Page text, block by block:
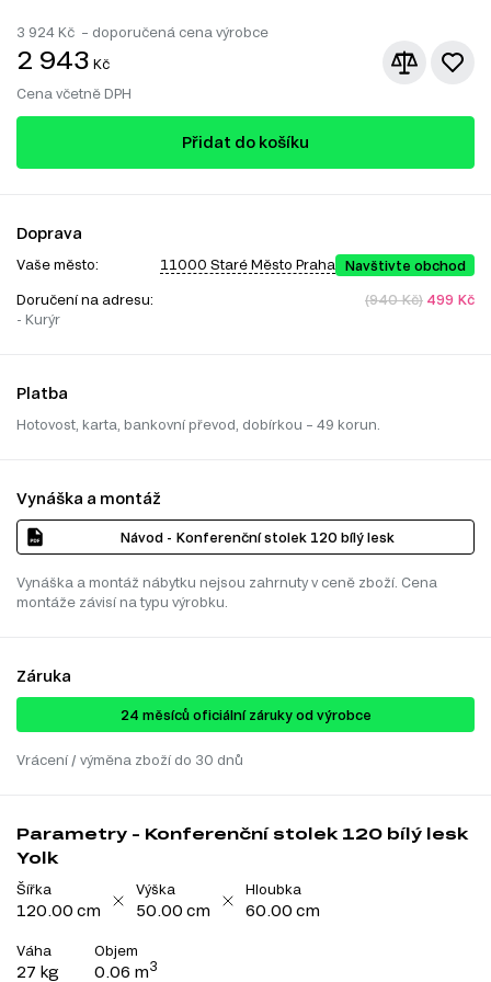
3 924 Kč – doporučená cena výrobce
2 943 Kč
Cena včetně DPH
Přidat do košíku
Doprava
Vaše město: 11000 Staré Město Praha Navštivte obchod
Doručení na adresu:
- Kurýr
(940 Kč) 499 Kč
Platba
Hotovost, karta, bankovní převod, dobírkou – 49 korun.
Vynáška a montáž
Návod - Konferenční stolek 120 bílý lesk
Vynáška a montáž nábytku nejsou zahrnuty v ceně zboží. Cena
montáže závisí na typu výrobku.
Záruka
24 ​​​​měsíců oficiální záruky od výrobce
Vrácení / výměna zboží do 30 dnů
Parametry - Konferenční stolek 120 bílý lesk
Yolk
Šířka
120.00 cm
Výška
50.00 cm
Hloubka
60.00 cm
Váha
27 kg
Objem
0.06 m3